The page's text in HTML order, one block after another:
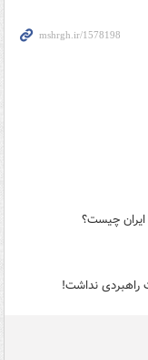
چیست؟
راهبردی نداشت!